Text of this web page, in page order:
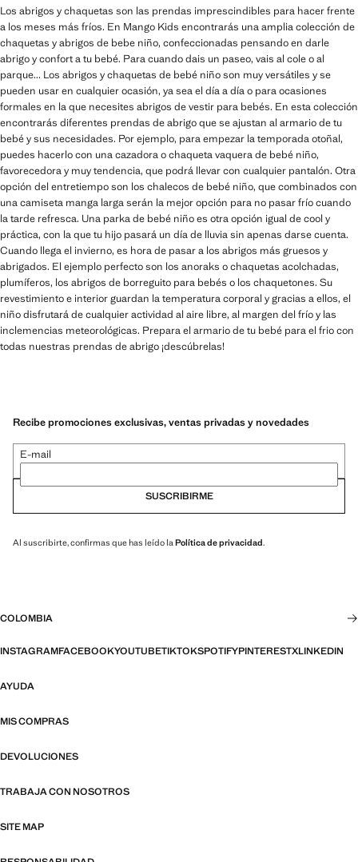
Los abrigos y chaquetas son las prendas imprescindibles para hacer frente
a los meses más fríos. En Mango Kids encontrarás una amplia colección de
chaquetas y abrigos de bebe niño, confeccionadas pensando en darle
abrigo y confort a tu bebé. Para cuando dais un paseo, vais al cole o al
parque... Los abrigos y chaquetas de bebé niño son muy versátiles y se
pueden usar en cualquier ocasión, ya sea el día a día o para ocasiones
formales en la que necesites abrigos de vestir para bebés. En esta colección
encontrarás diferentes prendas de abrigo que se ajustan al armario de tu
bebé y sus necesidades. Por ejemplo, para empezar la temporada otoñal,
puedes hacerlo con una cazadora o chaqueta vaquera de bebé niño,
favorecedora y muy tendencia, que podrá llevar con cualquier pantalón. Otra
opción del entretiempo son los chalecos de bebé niño, que combinados con
una camiseta manga larga serán la mejor opción para no pasar frío cuando
la tarde refresca. Una parka de bebé niño es otra opción igual de cool y
práctica, con la que tu hijo pasará un día de lluvia sin apenas darse cuenta.
Cuando llega el invierno, es hora de pasar a los abrigos más gruesos y
abrigados. El ejemplo perfecto son los anoraks o chaquetas acolchadas,
plumíferos, los abrigos de borreguito para bebés o los chaquetones. Su
revestimiento e interior guardan la temperatura corporal y gracias a ellos, el
niño disfrutará de cualquier actividad al aire libre, al margen del frío y las
inclemencias meteorológicas. Prepara el armario de tu bebé para el frio con
todas nuestras prendas de abrigo ¡descúbrelas!
Recibe promociones exclusivas, ventas privadas y novedades
E-mail
SUSCRIBIRME
Al suscribirte, confirmas que has leído la Política de privacidad.
COLOMBIA
INSTAGRAMFACEBOOKYOUTUBETIKTOKSPOTIFYPINTERESTXLINKEDIN
AYUDA
MIS COMPRAS
DEVOLUCIONES
TRABAJA CON NOSOTROS
SITE MAP